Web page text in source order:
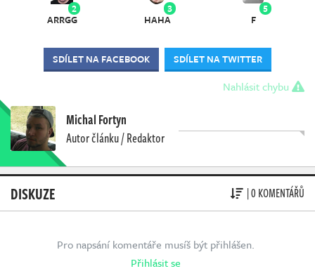
2
ARRGG
3
HAHA
5
F
SDÍLET NA FACEBOOK SDÍLET NA TWITTER
Nahlásit chybu
Michal Fortyn
Autor článku / Redaktor
DISKUZE | 0 KOMENTÁŘŮ
Pro napsání komentáře musíš být přihlášen.
Přihlásit se